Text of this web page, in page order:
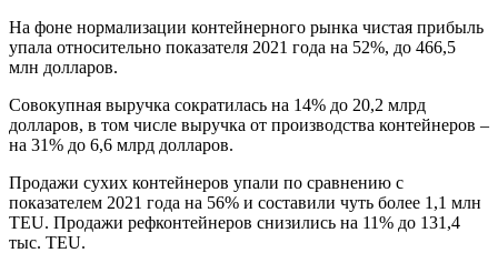
На фоне нормализации контейнерного рынка чистая прибыль
упала относительно показателя 2021 года на 52%, до 466,5
млн долларов.
Совокупная выручка сократилась на 14% до 20,2 млрд
долларов, в том числе выручка от производства контейнеров –
на 31% до 6,6 млрд долларов.
Продажи сухих контейнеров упали по сравнению с
показателем 2021 года на 56% и составили чуть более 1,1 млн
TEU. Продажи рефконтейнеров снизились на 11% до 131,4
тыс. TEU.